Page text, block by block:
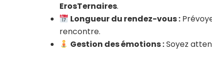
ErosTernaires.
Longueur du rendez-vous :
rencontre.
Gestion des émotions :Soyez